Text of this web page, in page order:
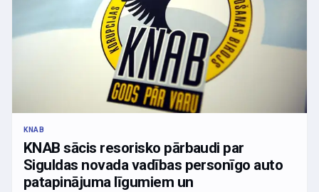
KNAB
KNAB sācis resorisko pārbaudi par
Siguldas novada vadības personīgo auto
patapinājuma līgumiem un